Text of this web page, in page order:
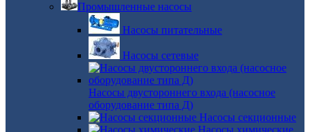
Промышленные насосы
Насосы питательные
Насосы сетевые
Насосы двустороннего входа (насосное
оборудование типа Д)
Насосы секционные
Насосы химические